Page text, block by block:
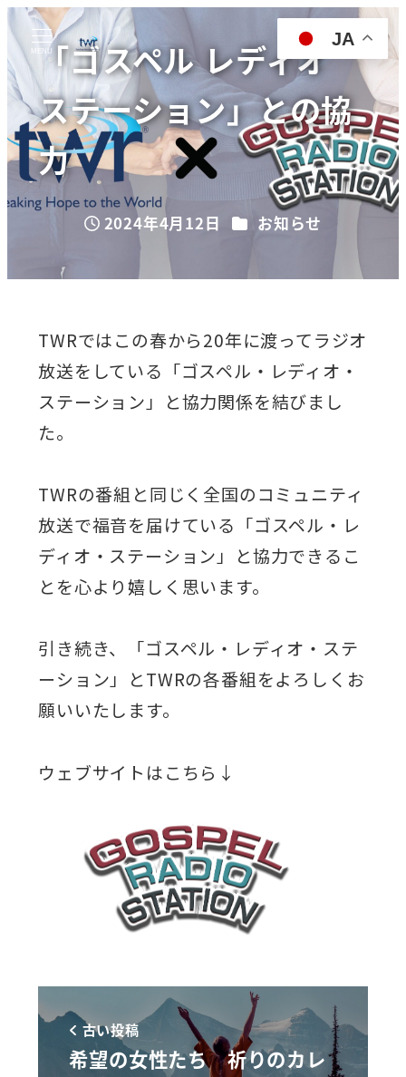
MENU
「ゴスペル レディオ
ステーション」との協
力
投稿日
2024年4月12日 カテゴリー
お知らせ
TWRではこの春から20年に渡ってラジオ
放送をしている「ゴスペル・レディオ・
ステーション」と協力関係を結びまし
た。
TWRの番組と同じく全国のコミュニティ
放送で福音を届けている「ゴスペル・レ
ディオ・ステーション」と協力できるこ
とを心より嬉しく思います。
引き続き、「ゴスペル・レディオ・ステ
ーション」とTWRの各番組をよろしくお
願いいたします。
ウェブサイトはこちら↓
古い投稿
希望の女性たち 祈りのカレ
JA